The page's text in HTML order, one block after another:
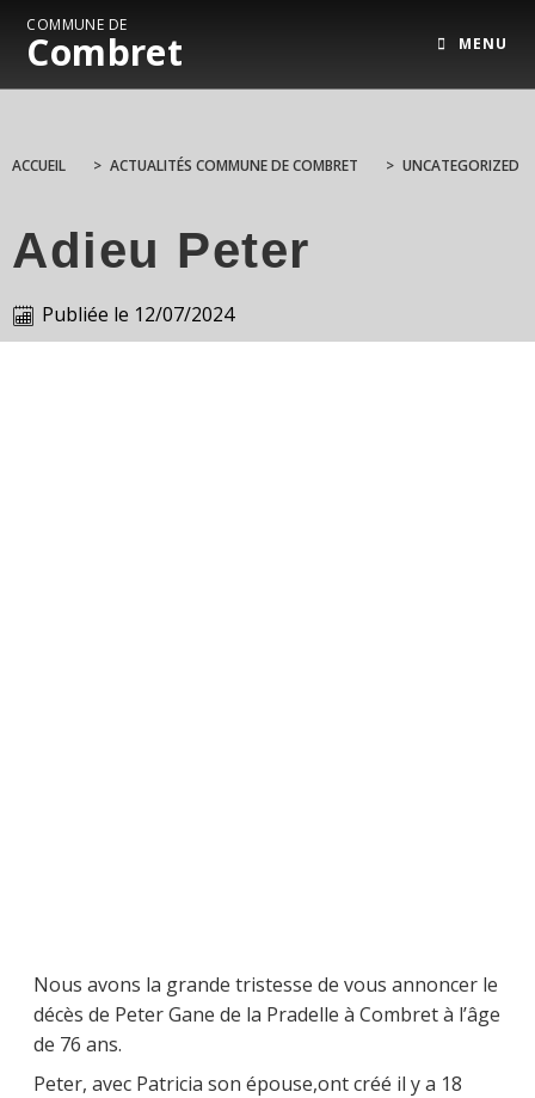
COMMUNE DE
Combret MENU
ACCUEIL > ACTUALITÉS COMMUNE DE COMBRET > UNCATEGORIZED
Adieu Peter
Publiée le 12/07/2024
Nous avons la grande tristesse de vous annoncer le
décès de Peter Gane de la Pradelle à Combret à l’âge
de 76 ans.
Peter, avec Patricia son épouse,ont créé il y a 18